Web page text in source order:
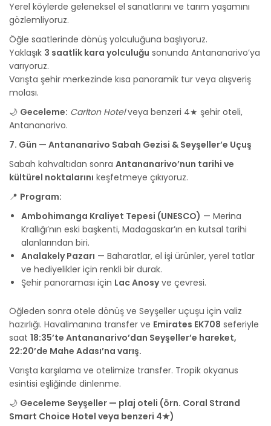
Yerel köylerde geleneksel el sanatlarını ve tarım yaşamını
gözlemliyoruz.
Öğle saatlerinde dönüş yolculuğuna başlıyoruz.
Yaklaşık 3 saatlik kara yolculuğu sonunda Antananarivo’ya
varıyoruz.
Varışta şehir merkezinde kısa panoramik tur veya alışveriş
molası.
🌙 Geceleme: Carlton Hotelveya benzeri 4★ şehir oteli,
Antananarivo.
7. Gün — Antananarivo Sabah Gezisi & Seyşeller’e Uçuş
Sabah kahvaltıdan sonra Antananarivo’nun tarihi ve
kültürel noktalarını keşfetmeye çıkıyoruz.
📍 Program:
Ambohimanga Kraliyet Tepesi (UNESCO) — Merina
Krallığı’nın eski başkenti, Madagaskar’ın en kutsal tarihi
alanlarından biri.
Analakely Pazarı — Baharatlar, el işi ürünler, yerel tatlar
ve hediyelikler için renkli bir durak.
Şehir panoraması için Lac Anosyve çevresi.
Öğleden sonra otele dönüş ve Seyşeller uçuşu için valiz
hazırlığı. Havalimanına transfer ve Emirates EK708 seferiyle
saat 18:35’te Antananarivo’dan Seyşeller’e hareket,
22:20’de Mahe Adası’na varış.
Varışta karşılama ve otelimize transfer. Tropik okyanus
esintisi eşliğinde dinlenme.
🌙 Geceleme Seyşeller — plaj oteli (örn. Coral Strand
Smart Choice Hotel veya benzeri 4★)